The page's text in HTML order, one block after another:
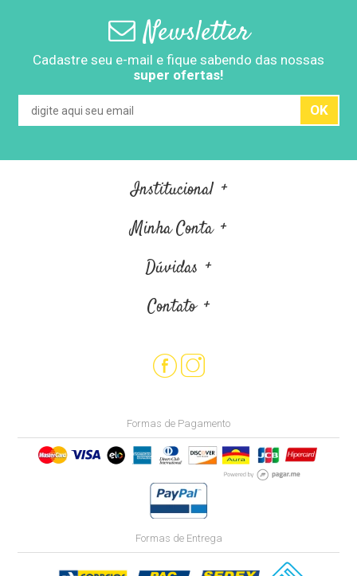
Newsletter
Cadastre seu e-mail e fique sabendo das nossas
super ofertas!
OK
Institucional
Minha Conta
Dúvidas
Contato
Formas de Pagamento
Formas de Entrega